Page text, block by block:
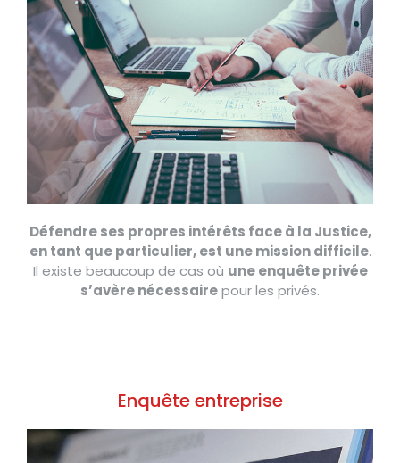
Défendre ses propres intérêts face à la Justice,
en tant que particulier, est une mission difficile.
Il existe beaucoup de cas où une enquête privée
s’avère nécessairepour les privés.
Enquête entreprise